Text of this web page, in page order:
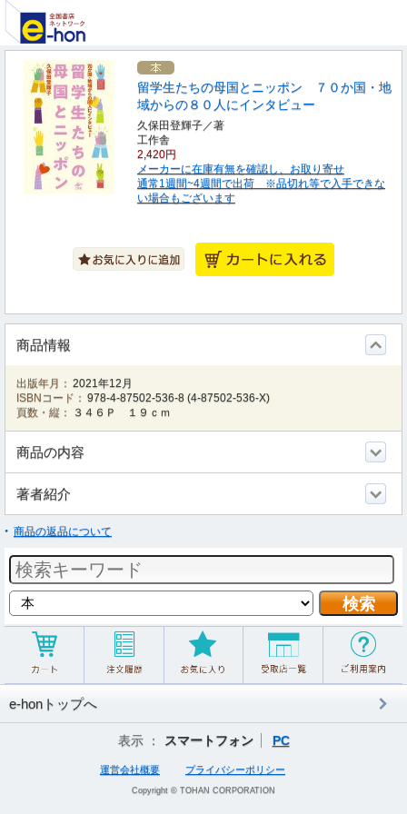
留学生たちの母国とニッポン ７０か国・地
域からの８０人にインタビュー
久保田登輝子／著
工作舎
2,420円
メーカーに在庫有無を確認し、お取り寄せ
通常1週間~4週間で出荷 ※品切れ等で入手できな
い場合もございます
商品情報
出版年月： 2021年12月
ISBNコード： 978-4-87502-536-8 (4-87502-536-X)
頁数・縦：
３４６Ｐ １９ｃｍ
商品の内容
著者紹介
商品の返品について
e-honトップへ
表示 ： スマートフォン PC
運営会社概要 プライバシーポリシー
Copyright © TOHAN CORPORATION